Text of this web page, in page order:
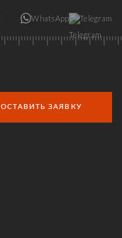
WhatsApp Telegram
ОСТАВИТЬ ЗАЯВКУ